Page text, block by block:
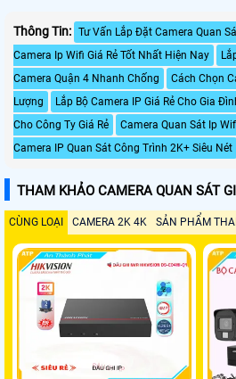
Thông Tin: Tư Vấn Lắp Đặt Camera Quan
Camera Ip Wifi Giá Rẻ Tốt Nhất Hiện Nay
Camera Quận 4 Nhanh Chống
Cách Chọn
Lượng
Lắp Bộ Camera IP Giá Rẻ Cho Gia
Cho Công Ty Giá Rẻ
Camera Quan Sát Ip
Camera IP Quan Sát Công Trình 2K+ Siêu Nét
THAM KHẢO CAMERA QUAN SÁT
CÙNG LOẠI CAMERA 2K 4K SẢN PHẨM